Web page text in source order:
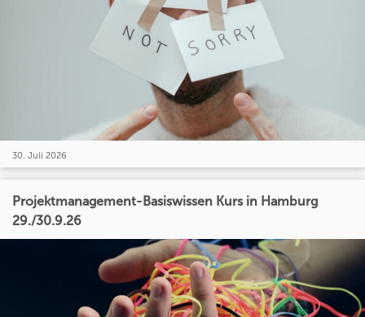
30. Juli 2026
Projektmanagement-Basiswissen Kurs in Hamburg
29./30.9.26